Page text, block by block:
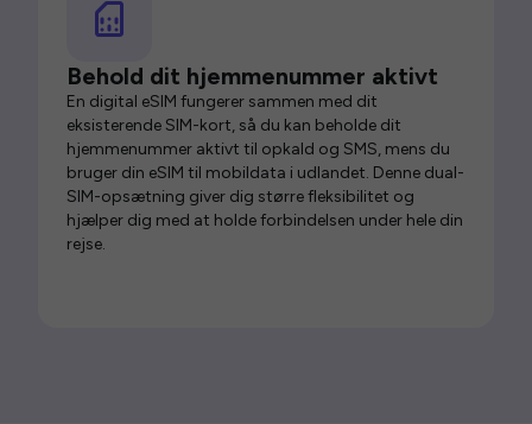
Behold dit hjemmenummer aktivt
En digital eSIM fungerer sammen med dit
eksisterende SIM-kort, så du kan beholde dit
hjemmenummer aktivt til opkald og SMS, mens du
bruger din eSIM til mobildata i udlandet. Denne dual-
SIM-opsætning giver dig større fleksibilitet og
hjælper dig med at holde forbindelsen under hele din
rejse.